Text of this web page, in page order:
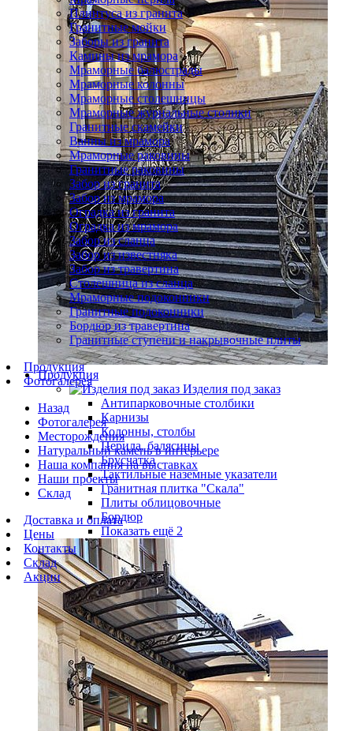
Продукция
Изделия под заказ
Антипарковочные столбики
Карнизы
Колонны, столбы
Перила, балясины
Брусчатка
Тактильные наземные указатели
Гранитная плитка "Скала"
Плиты облицовочные
Бордюр
Показать ещё 2
Плинтуса из гранита
Гранитные мойки
Заборы из гранита
Камины из мрамора
Мраморные балюстрады
Мраморные колонны
Мраморные столешницы
Мраморные журнальные столики
Гранитные скамейки
Ванны из мрамора
Мраморные раковины
Гранитные раковины
Забор из гранита
Забор из мрамора
Оградка из гранита
Оградка из мрамора
Забор из сланца
Забор из известняка
Забор из травертина
Столешница из сланца
Мраморные подоконники
Гранитные подоконники
Бордюр из травертина
Гранитные ступени и накрывочные плиты
Продукция
Фотогалерея
Назад
Фотогалерея
Месторождения
Натуральный камень в интерьере
Наша компания на выставках
Наши проекты
Склад
Доставка и оплата
Цены
Контакты
Склад
Акции